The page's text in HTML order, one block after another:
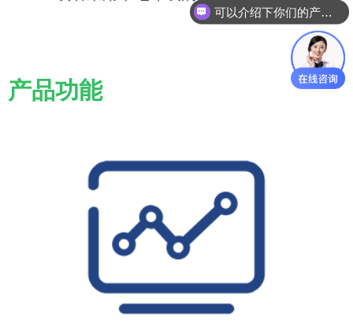
产品功能
可以介绍下你们的产品么